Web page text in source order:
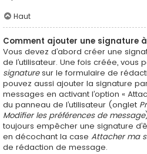
Haut
Comment ajouter une signature
Vous devez d’abord créer une
de l’utilisateur. Une fois créée, vous
signaturesur le formulaire de
pouvez aussi ajouter la signature
messages en activant l’option «
du panneau de l’utilisateur (onglet
Modifier les préférences de message
toujours empêcher une signature
en décochant la case Attacher ma
de rédaction de message.